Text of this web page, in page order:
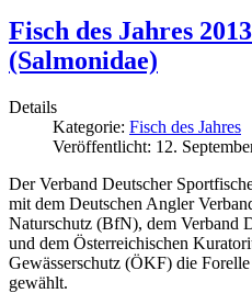
Fisch des Jahres
(Salmonidae)
Details
Kategorie: Fisch des Jahres
Veröffentlicht: 12.
Der Verband Deutscher
mit dem Deutschen Angler
Naturschutz (BfN), dem Verband
und dem Österreichischen
Gewässerschutz (ÖKF) die
gewählt.